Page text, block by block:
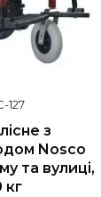
127
з
Nosco
та вулиці,
кг